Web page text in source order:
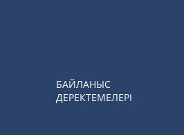
БАЙЛАНЫС
ДЕРЕКТЕМЕЛЕРІ